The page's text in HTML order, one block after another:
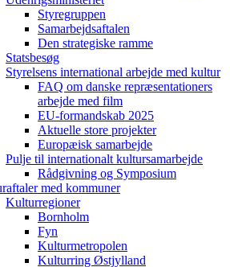
Styregruppen
Samarbejdsaftalen
Den strategiske ramme
Statsbesøg
Styrelsens international arbejde med kultur
FAQ om danske repræsentationers
arbejde med film
EU-formandskab 2025
Aktuelle store projekter
Europæisk samarbejde
Pulje til internationalt kultursamarbejde
Rådgivning og Symposium
med kommuner
Kulturregioner
Bornholm
Fyn
Kulturmetropolen
Kulturring Østjylland